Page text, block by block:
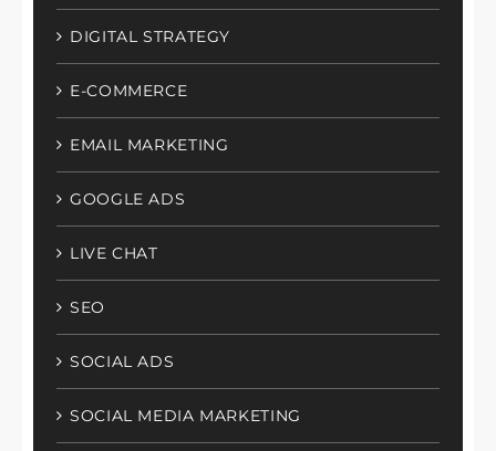
DIGITAL STRATEGY
E-COMMERCE
EMAIL MARKETING
GOOGLE ADS
LIVE CHAT
SEO
SOCIAL ADS
SOCIAL MEDIA MARKETING